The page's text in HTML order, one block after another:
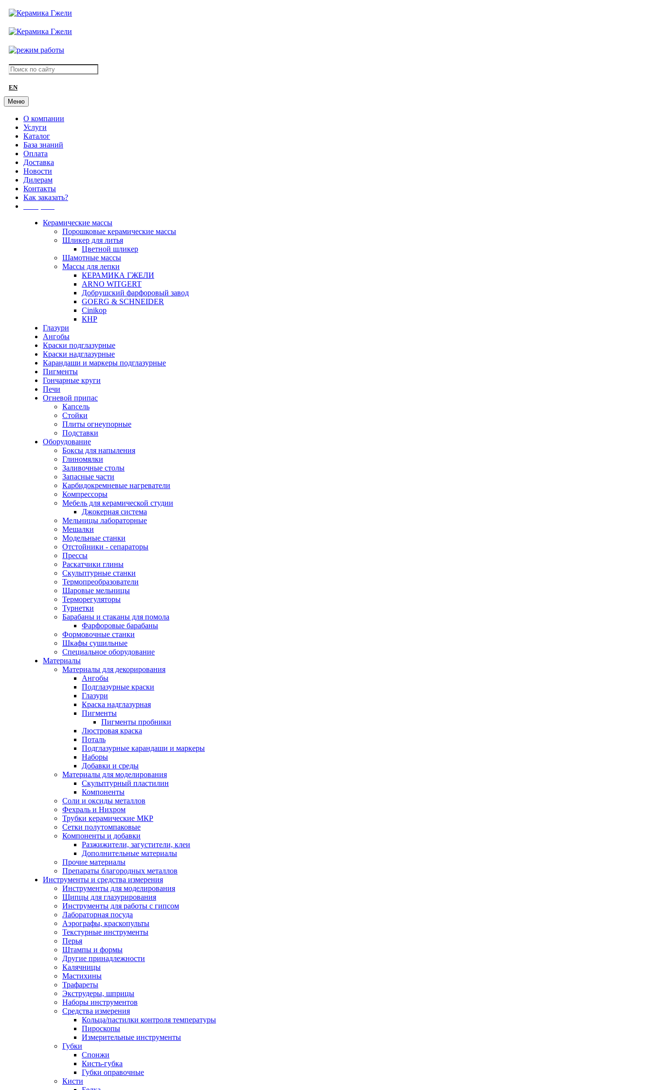
EN
Меню
О компании
Услуги
Каталог
База знаний
Оплата
Доставка
Новости
Дилерам
Контакты
Как заказать?
Керамические массы
Порошковые керамические массы
Шликер для литья
Цветной шликер
Шамотные массы
Массы для лепки
КЕРАМИКА ГЖЕЛИ
ARNO WITGERT
Добрушский фарфоровый завод
GOERG & SCHNEIDER
Cinikop
КНР
Глазури
Ангобы
Краски подглазурные
Краски надглазурные
Карандаши и маркеры подглазурные
Пигменты
Гончарные круги
Печи
Огневой припас
Капсель
Стойки
Плиты огнеупорные
Подставки
Оборудование
Боксы для напыления
Глиномялки
Заливочные столы
Запасные части
Карбидокремневые нагреватели
Компрессоры
Мебель для керамической студии
Джокерная система
Мельницы лабораторные
Мешалки
Модельные станки
Отстойники - сепараторы
Прессы
Раскатчики глины
Скульптурные станки
Термопреобразователи
Шаровые мельницы
Терморегуляторы
Турнетки
Барабаны и стаканы для помола
Фарфоровые барабаны
Формовочные станки
Шкафы сушильные
Специальное оборудование
Материалы
Материалы для декорирования
Ангобы
Подглазурные краски
Глазури
Краска надглазурная
Пигменты
Пигменты пробники
Люстровая краска
Поталь
Подглазурные карандаши и маркеры
Наборы
Добавки и среды
Материалы для моделирования
Скульптурный пластилин
Компоненты
Соли и оксиды металлов
Фехраль и Нихром
Трубки керамические МКР
Сетки полутомпаковые
Компоненты и добавки
Разжижители, загустители, клеи
Дополнительные материалы
Прочие материалы
Препараты благородных металлов
Инструменты и средства измерения
Инструменты для моделирования
Щипцы для глазурирования
Инструменты для работы с гипсом
Лабораторная посуда
Аэрографы, краскопульты
Текстурные инструменты
Перья
Штампы и формы
Другие принадлежности
Калячницы
Мастихины
Трафареты
Экструдеры, шприцы
Наборы инструментов
Средства измерения
Кольца/пастилки контроля температуры
Пироскопы
Измерительные инструменты
Губки
Спонжи
Кисть-губка
Губки оправочные
Кисти